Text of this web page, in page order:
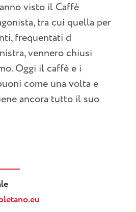
visto il Caffè
tra cui quella per
frequentati d
vennero chiusi
Oggi il caffè e i
come una volta e
ancora tutto il suo